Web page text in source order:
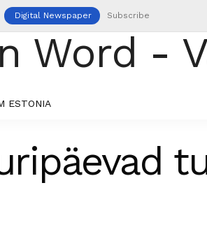
Digital Newspaper Subscribe
ESTONIA